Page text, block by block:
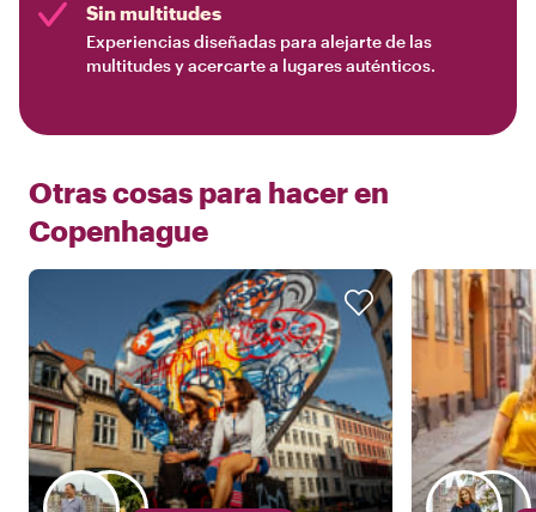
Sin multitudes
Experiencias diseñadas para alejarte de las
multitudes y acercarte a lugares auténticos.
Otras cosas para hacer en
Copenhague